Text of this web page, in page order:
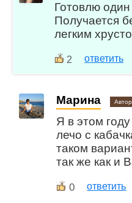
Готовлю
Получается
легким
2 ответить
Марина
Я в этом
лечо с
таком
так же как и
0 ответить